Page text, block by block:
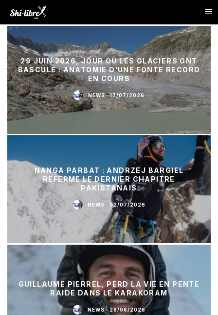
29 JUIN 2026, JOUR OÙ LES GLACIERS ONT
BASCULÉ : ANATOMIE D’UNE FONTE RECORD
EN COURS
NEWS · 17/07/2026
NANGA PARBAT : ANDRZEJ BARGIEL
REFERME LE DERNIER CHAPITRE
PAKISTANAIS
NEWS · 02/07/2026
GUILLAUME PIERREL, PERD LA VIE EN PENTE
RAIDE DANS LE KARAKORAM
NEWS · 28/06/2026